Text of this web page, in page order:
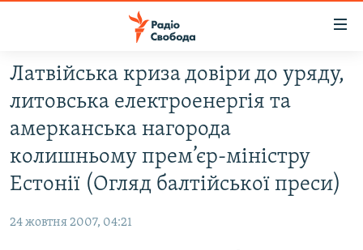
Перейти
до
основного
матеріалу
Перейти
до
основної
Перейти
РАДІО СВОБОДА – 70 РОКІВ
СТАТТІ
ПОЛІТИКА
ВІЙНА
ДОНБАС.РЕАЛІЇ
Латвійська криза довіри до уряду,
литовська електроенергія та
амерканська нагорода
колишньому прем’єр-міністру
Естонії (Огляд балтійської преси)
24 жовтня 2007, 04:21